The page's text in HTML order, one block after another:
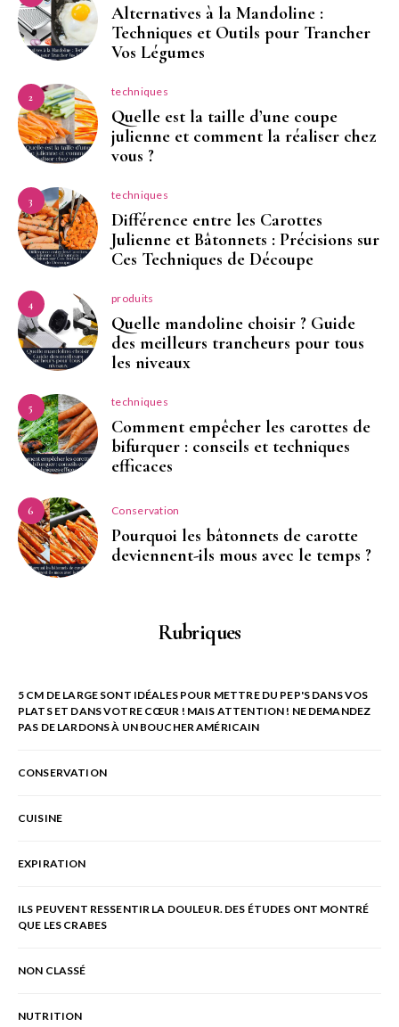
Alternatives à la Mandoline :
Techniques et Outils pour Trancher
Vos Légumes
2 techniques
Quelle est la taille d’une coupe
julienne et comment la réaliser chez
vous ?
3 techniques
Différence entre les Carottes
Julienne et Bâtonnets : Précisions sur
Ces Techniques de Découpe
4 produits
Quelle mandoline choisir ? Guide
des meilleurs trancheurs pour tous
les niveaux
5 techniques
Comment empêcher les carottes de
bifurquer : conseils et techniques
efficaces
6 Conservation
Pourquoi les bâtonnets de carotte
deviennent-ils mous avec le temps ?
Rubriques
5 CM DE LARGE SONT IDÉALES POUR METTRE DU PEP'S DANS VOS
PLATS ET DANS VOTRE CŒUR ! MAIS ATTENTION ! NE DEMANDEZ
PAS DE LARDONS À UN BOUCHER AMÉRICAIN
CONSERVATION
CUISINE
EXPIRATION
ILS PEUVENT RESSENTIR LA DOULEUR. DES ÉTUDES ONT MONTRÉ
QUE LES CRABES
NON CLASSÉ
NUTRITION